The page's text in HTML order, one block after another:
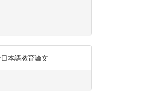
本語教育論文